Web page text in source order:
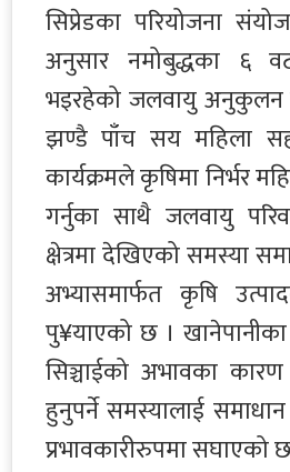
सिप्रेडका परियोजना
अनुसार नमोबुद्धका ६
भइरहेको जलवायु अनुकुलन
झण्डै पाँच सय महिला
कार्यक्रमले कृषिमा निर्भर
गर्नुका साथै जलवायु
क्षेत्रमा देखिएको समस्या
अभ्यासमार्फत कृषि
पु¥याएको छ । खानेपानीका
सिञ्चाईको अभावका
हुनुपर्ने समस्यालाई
प्रभावकारीरुपमा सघाएको